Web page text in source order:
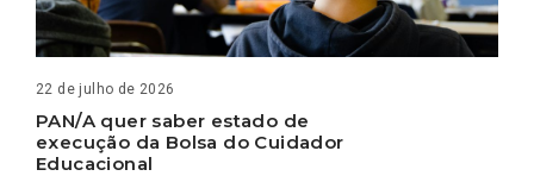
22 de julho de 2026
PAN/A quer saber estado de
execução da Bolsa do Cuidador
Educacional